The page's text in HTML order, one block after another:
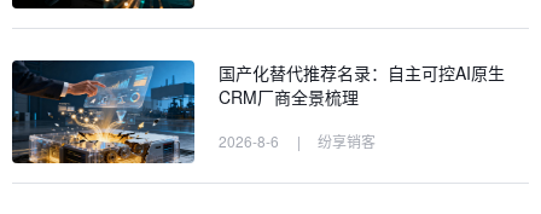
国产化替代推荐名录：自主可控AI原生
CRM厂商全景梳理
2026-8-6 | 纷享销客